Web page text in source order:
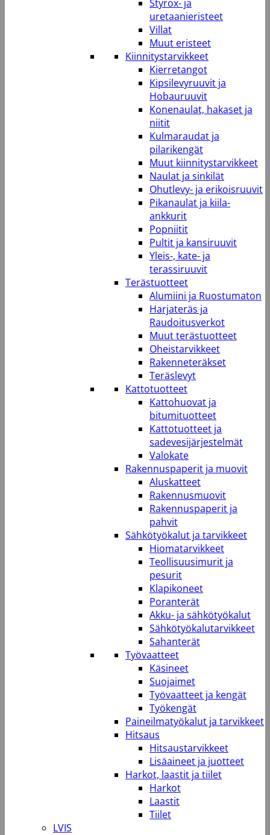
Styrox- ja
uretaanieristeet
Villat
Muut eristeet
Kiinnitystarvikkeet
Kierretangot
Kipsilevyruuvit ja
Hobauruuvit
Konenaulat, hakaset ja
niitit
Kulmaraudat ja
pilarikengät
Muut kiinnitystarvikkeet
Naulat ja sinkilät
Ohutlevy- ja erikoisruuvit
Pikanaulat ja kiila-
ankkurit
Popniitit
Pultit ja kansiruuvit
Yleis-, kate- ja
terassiruuvit
Terästuotteet
Alumiini ja Ruostumaton
Harjateräs ja
Raudoitusverkot
Muut terästuotteet
Oheistarvikkeet
Rakenneteräkset
Teräslevyt
Kattotuotteet
Kattohuovat ja
bitumituotteet
Kattotuotteet ja
sadevesijärjestelmät
Valokate
Rakennuspaperit ja muovit
Aluskatteet
Rakennusmuovit
Rakennuspaperit ja
pahvit
Sähkötyökalut ja tarvikkeet
Hiomatarvikkeet
Teollisuusimurit ja
pesurit
Klapikoneet
Poranterät
Akku- ja sähkötyökalut
Sähkötyökalutarvikkeet
Sahanterät
Työvaatteet
Käsineet
Suojaimet
Työvaatteet ja kengät
Työkengät
Paineilmatyökalut ja tarvikkeet
Hitsaus
Hitsaustarvikkeet
Lisäaineet ja juotteet
Harkot, laastit ja tiilet
Harkot
Laastit
Tiilet
LVIS